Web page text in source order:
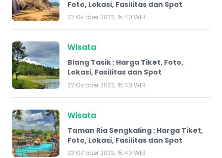
Foto, Lokasi, Fasilitas dan Spot
22 Oktober 2022, 15:40 WIB
Wisata
Blang Tasik : Harga Tiket, Foto,
Lokasi, Fasilitas dan Spot
22 Oktober 2022, 15:40 WIB
Wisata
Taman Ria Sengkaling : Harga Tiket,
Foto, Lokasi, Fasilitas dan Spot
22 Oktober 2022, 15:40 WIB